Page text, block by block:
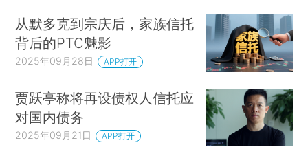
从默多克到宗庆后，家族信托
背后的PTC魅影
2025年09月28日 APP打开
贾跃亭称将再设债权人信托应
对国内债务
2025年09月21日 APP打开